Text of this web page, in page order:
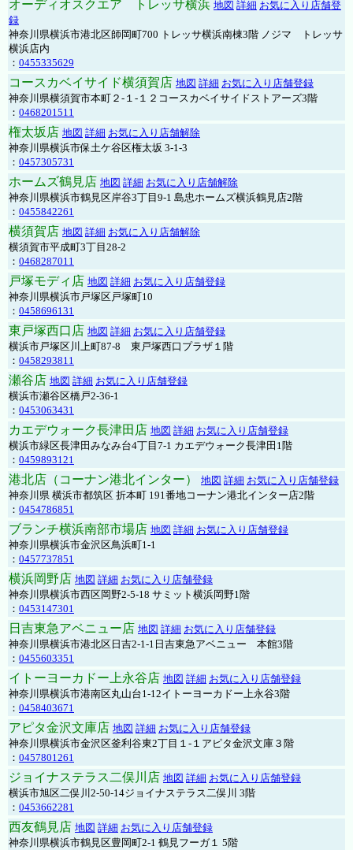
オーディオスクエア トレッサ横浜 地図 詳細 お気に入り店舗登
録
神奈川県横浜市港北区師岡町700 トレッサ横浜南棟3階 ノジマ トレッサ
横浜店内
： 0455335629
コースカベイサイド横須賀店 地図 詳細 お気に入り店舗登録
神奈川県横須賀市本町２-１-１２コースカベイサイドストアーズ3階
： 0468201511
権太坂店 地図 詳細 お気に入り店舗解除
神奈川県横浜市保土ケ谷区権太坂 3-1-3
： 0457305731
ホームズ鶴見店 地図 詳細 お気に入り店舗解除
神奈川県横浜市鶴見区岸谷3丁目9-1 島忠ホームズ横浜鶴見店2階
： 0455842261
横須賀店 地図 詳細 お気に入り店舗解除
横須賀市平成町3丁目28-2
： 0468287011
戸塚モディ店 地図 詳細 お気に入り店舗登録
神奈川県横浜市戸塚区戸塚町10
： 0458696131
東戸塚西口店 地図 詳細 お気に入り店舗登録
横浜市戸塚区川上町87-8 東戸塚西口プラザ１階
： 0458293811
瀬谷店 地図 詳細 お気に入り店舗登録
横浜市瀬谷区橋戸2-36-1
： 0453063431
カエデウォーク長津田店 地図 詳細 お気に入り店舗登録
横浜市緑区長津田みなみ台4丁目7-1 カエデウォーク長津田1階
： 0459893121
港北店（コーナン港北インター） 地図 詳細 お気に入り店舗登録
神奈川県 横浜市都筑区 折本町 191番地コーナン港北インター店2階
： 0454786851
ブランチ横浜南部市場店 地図 詳細 お気に入り店舗登録
神奈川県横浜市金沢区鳥浜町1-1
： 0457737851
横浜岡野店 地図 詳細 お気に入り店舗登録
神奈川県横浜市西区岡野2-5-18 サミット横浜岡野1階
： 0453147301
日吉東急アベニュー店 地図 詳細 お気に入り店舗登録
神奈川県横浜市港北区日吉2-1-1日吉東急アベニュー 本館3階
： 0455603351
イトーヨーカドー上永谷店 地図 詳細 お気に入り店舗登録
神奈川県横浜市港南区丸山台1-12イトーヨーカドー上永谷3階
： 0458403671
アピタ金沢文庫店 地図 詳細 お気に入り店舗登録
神奈川県横浜市金沢区釜利谷東2丁目１-１アピタ金沢文庫３階
： 0457801261
ジョイナステラス二俣川店 地図 詳細 お気に入り店舗登録
横浜市旭区二俣川2-50-14ジョイナステラス二俣川 3階
： 0453662281
西友鶴見店 地図 詳細 お気に入り店舗登録
神奈川県横浜市鶴見区豊岡町2-1 鶴見フーガ１ 5階